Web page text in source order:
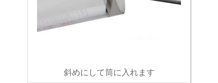
斜めにして筒に入れます